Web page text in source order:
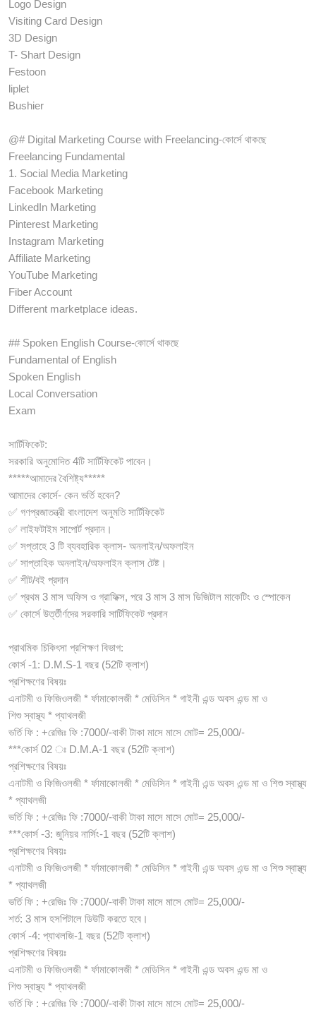
Logo Design
Visiting Card Design
3D Design
T- Shart Design
Festoon
liplet
Bushier
@# Digital Marketing Course with Freelancing-কোর্সে থাকছে
Freelancing Fundamental
1. Social Media Marketing
Facebook Marketing
LinkedIn Marketing
Pinterest Marketing
Instagram Marketing
Affiliate Marketing
YouTube Marketing
Fiber Account
Different marketplace ideas.
## Spoken English Course-কোর্সে থাকছে
Fundamental of English
Spoken English
Local Conversation
Exam
সার্টিফিকেট:
সরকারি অনুমোদিত 4টি সার্টিফিকেট পাবেন।
*****আমাদের বৈশিষ্ট্য*****
আমাদের কোর্সে- কেন ভর্তি হবেন?
✅ গণপ্রজাতন্ত্রী বাংলাদেশ অনুমতি সার্টিফিকেট
✅ লাইফটাইম সাপোর্ট প্রদান।
✅ সপ্তাহে 3 টি ব্যবহারিক ক্লাস- অনলাইন/অফলাইন
✅ সাপ্তাহিক অনলাইন/অফলাইন ক্লাস টেষ্ট।
✅ শীট/বই প্রদান
✅ প্রথম 3 মাস অফিস ও গ্রাফিক্স, পরে 3 মাস 3 মাস ডিজিটাল মাকেটিং ও স্পোকেন
✅ কোর্সে উর্ত্তীর্ণদের সরকারি সার্টিফিকেট প্রদান
প্রাথমিক চিকিৎসা প্রশিক্ষণ বিভাগ:
কোর্স -1: D.M.S-1 বছর (52টি ক্লাশ)
প্রশিক্ষণের বিষয়ঃ
এনাটমী ও ফিজিওলজী * র্ফামাকোলজী * মেডিসিন * গাইনী এন্ড অবস এন্ড মা ও
শিশু স্বাস্থ্য * প্যাথলজী
ভর্তি ফি : +রেজিঃ ফি :7000/-বাকী টাকা মাসে মাসে মোট= 25,000/-
***কোর্স 02 ঃ D.M.A-1 বছর (52টি ক্লাশ)
প্রশিক্ষণের বিষয়ঃ
এনাটমী ও ফিজিওলজী * র্ফামাকোলজী * মেডিসিন * গাইনী এন্ড অবস এন্ড মা ও শিশু স্বাস্থ্য
* প্যাথলজী
ভর্তি ফি : +রেজিঃ ফি :7000/-বাকী টাকা মাসে মাসে মোট= 25,000/-
***কোর্স -3: জুনিয়র নার্সিং-1 বছর (52টি ক্লাশ)
প্রশিক্ষণের বিষয়ঃ
এনাটমী ও ফিজিওলজী * র্ফামাকোলজী * মেডিসিন * গাইনী এন্ড অবস এন্ড মা ও শিশু স্বাস্থ্য
* প্যাথলজী
ভর্তি ফি : +রেজিঃ ফি :7000/-বাকী টাকা মাসে মাসে মোট= 25,000/-
শর্ত: 3 মাস হসপিটালে ডিউটি করতে হবে।
কোর্স -4: প্যাথলজি-1 বছর (52টি ক্লাশ)
প্রশিক্ষণের বিষয়ঃ
এনাটমী ও ফিজিওলজী * র্ফামাকোলজী * মেডিসিন * গাইনী এন্ড অবস এন্ড মা ও
শিশু স্বাস্থ্য * প্যাথলজী
ভর্তি ফি : +রেজিঃ ফি :7000/-বাকী টাকা মাসে মাসে মোট= 25,000/-